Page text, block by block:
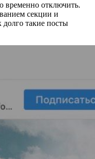
временно отключить.
секции и
такие посты